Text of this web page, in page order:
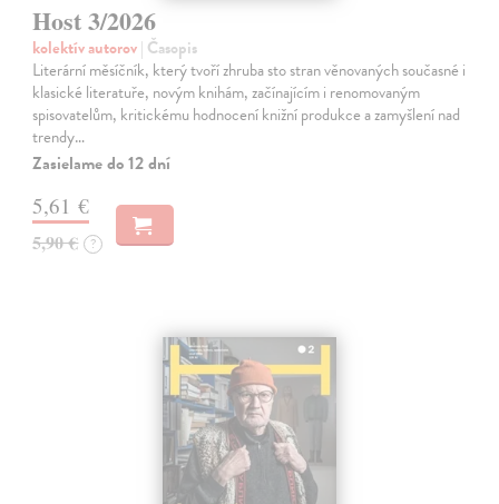
Host 3/2026
kolektív autorov| Časopis
Literární měsíčník, který tvoří zhruba sto stran věnovaných současné i
klasické literatuře, novým knihám, začínajícím i renomovaným
spisovatelům, kritickému hodnocení knižní produkce a zamyšlení nad
trendy…
Zasielame do 12 dní
5,61 €
5,90 € ?